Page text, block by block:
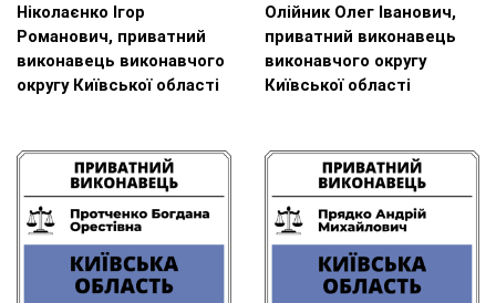
Ніколаєнко Ігор
Романович, приватний
виконавець виконавчого
округу Київської області
Олійник Олег Іванович,
приватний виконавець
виконавчого округу
Київської області